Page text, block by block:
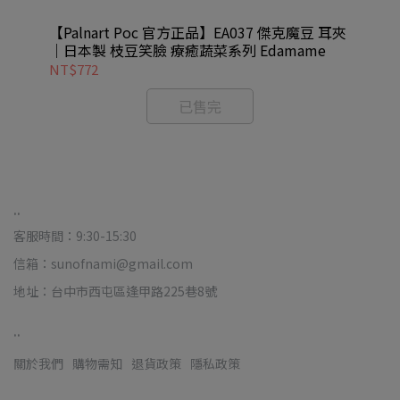
【Palnart Poc 官方正品】EA037 傑克魔豆 耳夾
｜日本製 枝豆笑臉 療癒蔬菜系列 Edamame
NT$772
已售完
..
客服時間：9:30-15:30
信箱：sunofnami@gmail.com
地址：台中市西屯區逢甲路225巷8號
..
關於我們 購物需知 退貨政策 隱私政策